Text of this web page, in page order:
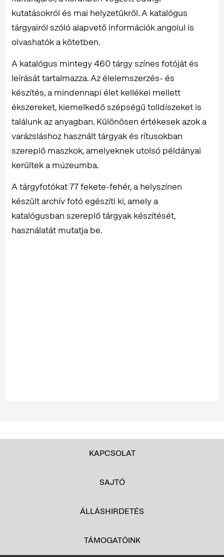
kutatásokról és mai helyzetükről. A katalógus
tárgyairól szóló alapvető információk angolul is
olvashatók a kötetben.
A katalógus mintegy 460 tárgy színes fotóját és
leírását tartalmazza. Az élelemszerzés- és
készítés, a mindennapi élet kellékei mellett
ékszereket, kiemelkedő szépségű tolldíszeket is
találunk az anyagban. Különösen értékesek azok a
varázsláshoz használt tárgyak és rítusokban
szereplő maszkok, amelyeknek utolsó példányai
kerültek a múzeumba.
A tárgyfotókat 77 fekete-fehér, a helyszínen
készült archív fotó egészíti ki, amely a
katalógusban szereplő tárgyak készítését,
használatát mutatja be.
KAPCSOLAT
SAJTÓ
ÁLLÁSHIRDETÉS
TÁMOGATÓINK